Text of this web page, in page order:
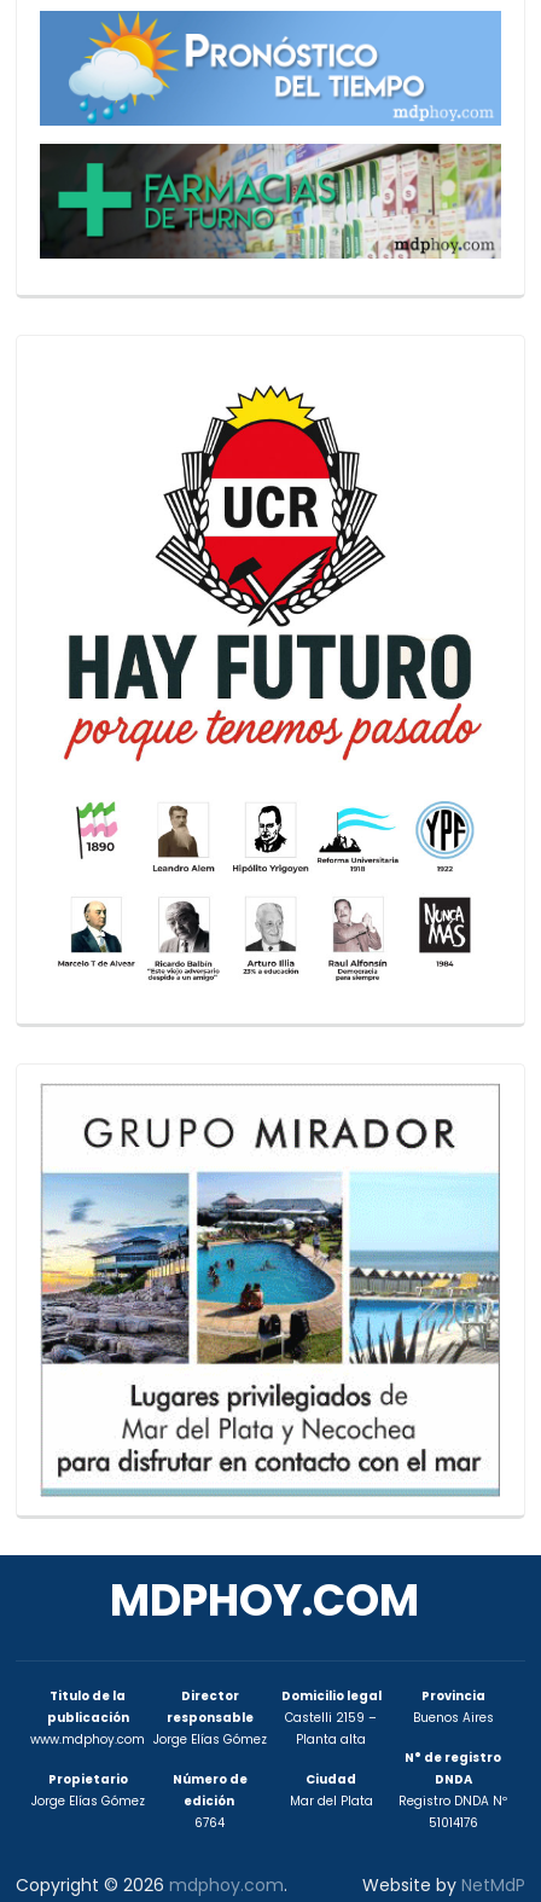
MDPHOY.COM
Titulo de la
publicación
www.mdphoy.com
Propietario
Jorge Elías Gómez
Director
responsable
Jorge Elías Gómez
Número de
edición
6764
Domicilio legal
Castelli 2159 –
Planta alta
Ciudad
Mar del Plata
Provincia
Buenos Aires
N° de registro
DNDA
Registro DNDA Nº
51014176
Copyright © 2026mdphoy.com. Website by NetMdP